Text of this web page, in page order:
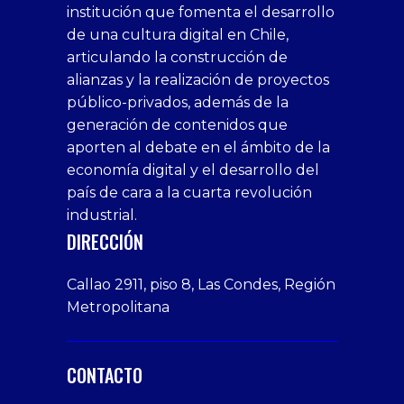
digital ,ecosistema digital, fomento a la
economía digital ,noticias
ESTUDIO PRESENTA LOS PASOS DE CÓMO
TRANSFORMAR AL BIOBÍO EN UNA REGIÓN
SMART Y SOSTENIBLE
En el evento, que contó con la
participación de diversas autoridades
regionales y municipales, de
empresas vinculadas...